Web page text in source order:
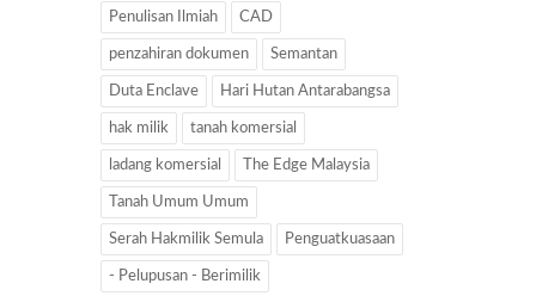
Penulisan Ilmiah CAD
penzahiran dokumen Semantan
Duta Enclave Hari Hutan Antarabangsa
hak milik tanah komersial
ladang komersial The Edge Malaysia
Tanah Umum Umum
Serah Hakmilik Semula Penguatkuasaan
- Pelupusan - Berimilik